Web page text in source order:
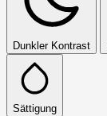
Dunkler Kontrast
Sättigung